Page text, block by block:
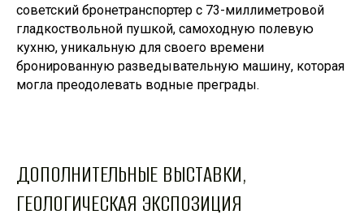
советский бронетранспортер с 73-миллиметровой
гладкоствольной пушкой, самоходную полевую
кухню, уникальную для своего времени
бронированную разведывательную машину, которая
могла преодолевать водные преграды.
ДОПОЛНИТЕЛЬНЫЕ ВЫСТАВКИ,
ГЕОЛОГИЧЕСКАЯ ЭКСПОЗИЦИЯ